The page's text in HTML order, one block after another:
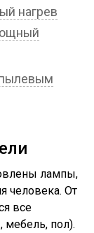
нагрев
пылевым
лампы,
человека. От
все
мебель, пол).